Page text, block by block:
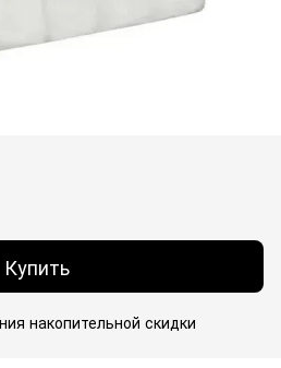
Купить
накопительной скидки